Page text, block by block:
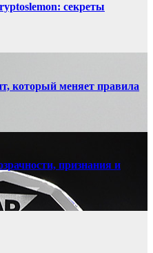
секреты
который меняет правила
признания и